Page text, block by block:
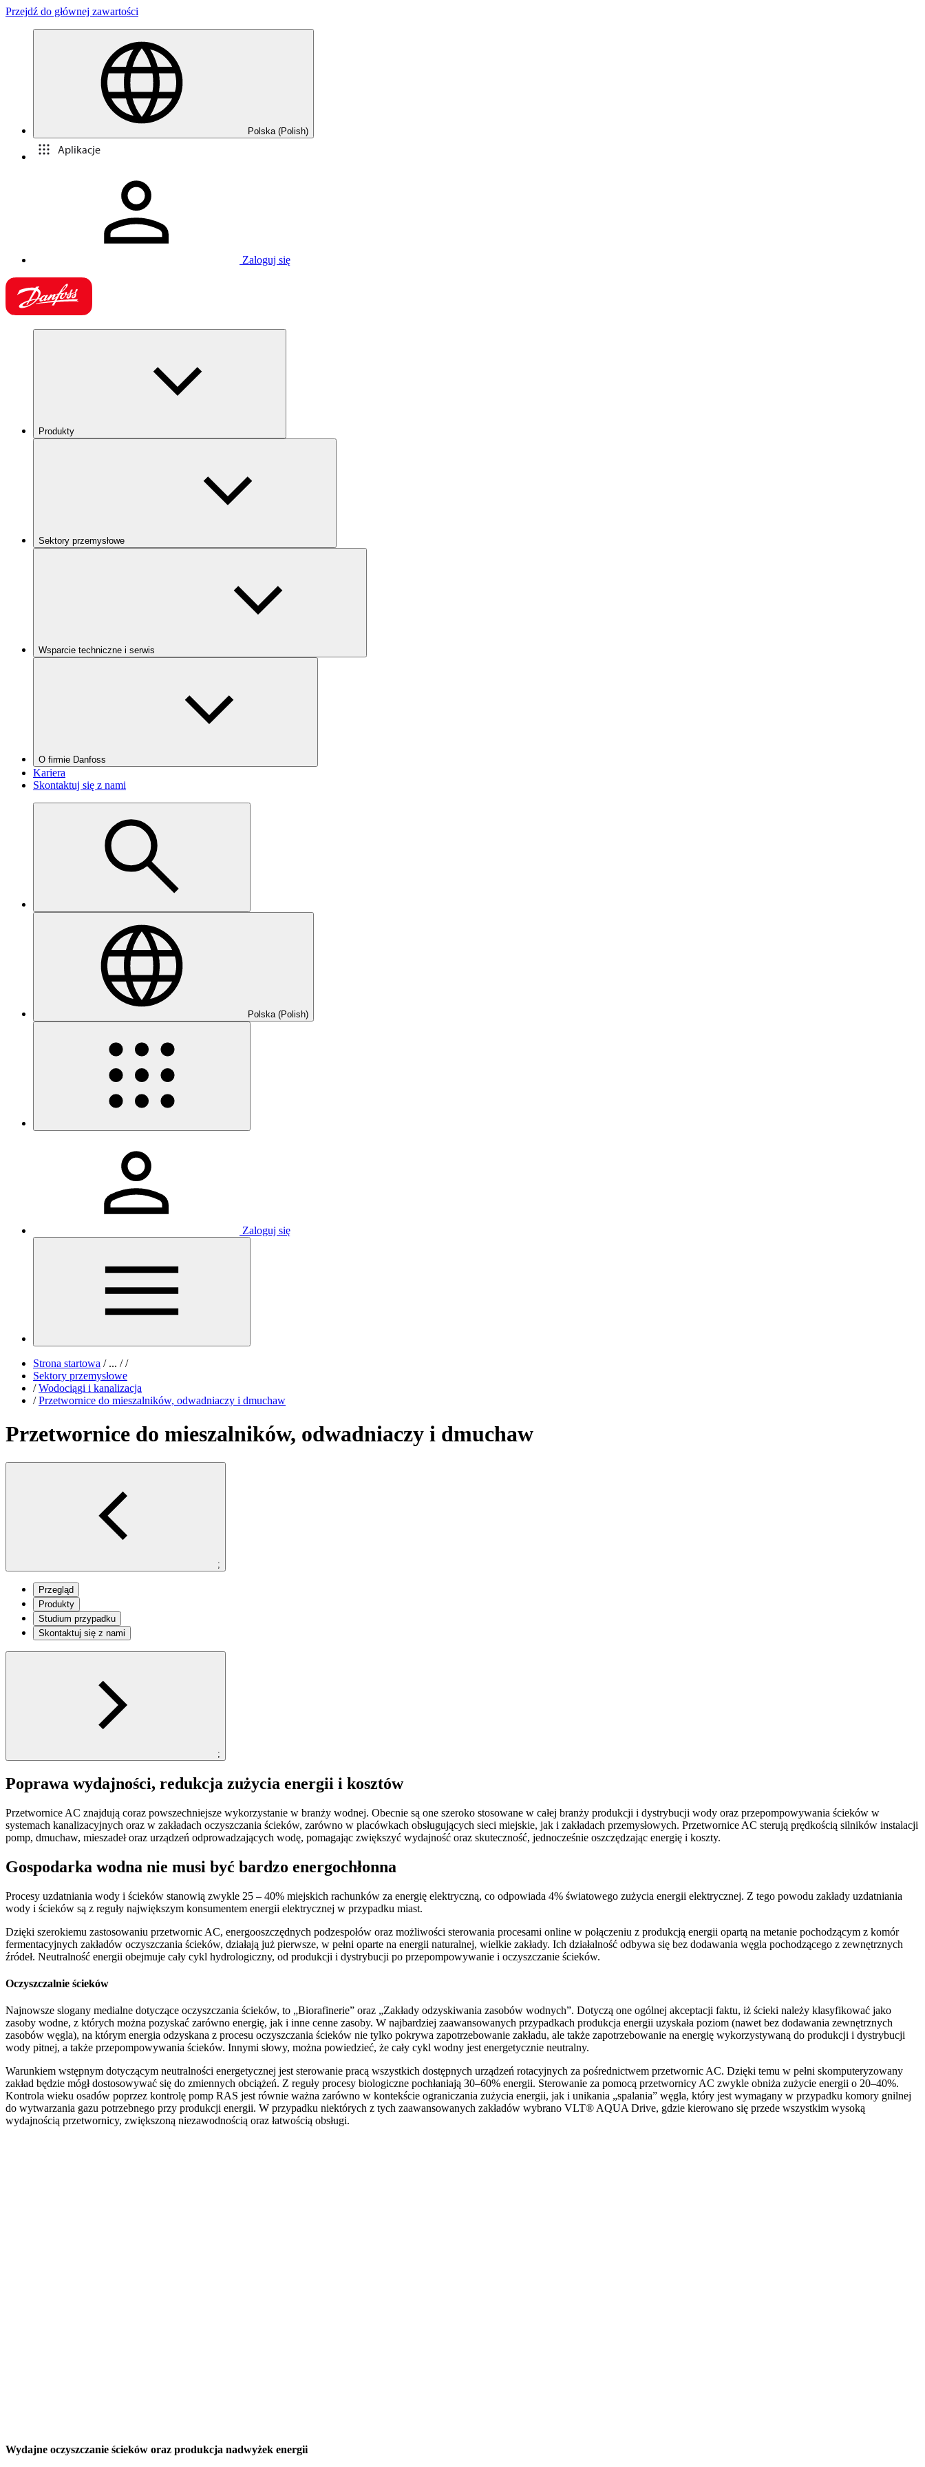
Przejdź do głównej zawartości
Polska (Polish)
Aplikacje
Zaloguj się
Produkty
Sektory przemysłowe
Wsparcie techniczne i serwis
O firmie Danfoss
Kariera
Skontaktuj się z nami
Polska (Polish)
Zaloguj się
Strona startowa /... / /
Sektory przemysłowe
/ Wodociągi i kanalizacja
/ Przetwornice do mieszalników, odwadniaczy i dmuchaw
Przetwornice do mieszalników, odwadniaczy i dmuchaw
;
Przegląd
Produkty
Studium przypadku
Skontaktuj się z nami
;
Poprawa wydajności, redukcja zużycia energii i kosztów
Przetwornice AC znajdują coraz powszechniejsze wykorzystanie w branży wodnej. Obecnie są one szeroko stosowane w całej branży produkcji i dystrybucji wody oraz przepompowywania ścieków w
systemach kanalizacyjnych oraz w zakładach oczyszczania ścieków, zarówno w placówkach obsługujących sieci miejskie, jak i zakładach przemysłowych. Przetwornice AC sterują prędkością silników instalacji
pomp, dmuchaw, mieszadeł oraz urządzeń odprowadzających wodę, pomagając zwiększyć wydajność oraz skuteczność, jednocześnie oszczędzając energię i koszty.
Gospodarka wodna nie musi być bardzo energochłonna
Procesy uzdatniania wody i ścieków stanowią zwykle 25 – 40% miejskich rachunków za energię elektryczną, co odpowiada 4% światowego zużycia energii elektrycznej. Z tego powodu zakłady uzdatniania
wody i ścieków są z reguły największym konsumentem energii elektrycznej w przypadku miast.
Dzięki szerokiemu zastosowaniu przetwornic AC, energooszczędnych podzespołów oraz możliwości sterowania procesami online w połączeniu z produkcją energii opartą na metanie pochodzącym z komór
fermentacyjnych zakładów oczyszczania ścieków, działają już pierwsze, w pełni oparte na energii naturalnej, wielkie zakłady. Ich działalność odbywa się bez dodawania węgla pochodzącego z zewnętrznych
źródeł. Neutralność energii obejmuje cały cykl hydrologiczny, od produkcji i dystrybucji po przepompowywanie i oczyszczanie ścieków.
Oczyszczalnie ścieków
Najnowsze slogany medialne dotyczące oczyszczania ścieków, to „Biorafinerie” oraz „Zakłady odzyskiwania zasobów wodnych”. Dotyczą one ogólnej akceptacji faktu, iż ścieki należy klasyfikować jako
zasoby wodne, z których można pozyskać zarówno energię, jak i inne cenne zasoby. W najbardziej zaawansowanych przypadkach produkcja energii uzyskała poziom (nawet bez dodawania zewnętrznych
zasobów węgla), na którym energia odzyskana z procesu oczyszczania ścieków nie tylko pokrywa zapotrzebowanie zakładu, ale także zapotrzebowanie na energię wykorzystywaną do produkcji i dystrybucji
wody pitnej, a także przepompowywania ścieków. Innymi słowy, można powiedzieć, że cały cykl wodny jest energetycznie neutralny.
Warunkiem wstępnym dotyczącym neutralności energetycznej jest sterowanie pracą wszystkich dostępnych urządzeń rotacyjnych za pośrednictwem przetwornic AC. Dzięki temu w pełni skomputeryzowany
zakład będzie mógł dostosowywać się do zmiennych obciążeń. Z reguły procesy biologiczne pochłaniają 30–60% energii. Sterowanie za pomocą przetwornicy AC zwykle obniża zużycie energii o 20–40%.
Kontrola wieku osadów poprzez kontrolę pomp RAS jest równie ważna zarówno w kontekście ograniczania zużycia energii, jak i unikania „spalania” węgla, który jest wymagany w przypadku komory gnilnej
do wytwarzania gazu potrzebnego przy produkcji energii. W przypadku niektórych z tych zaawansowanych zakładów wybrano VLT® AQUA Drive, gdzie kierowano się przede wszystkim wysoką
wydajnością przetwornicy, zwiększoną niezawodnością oraz łatwością obsługi.
Wydajne oczyszczanie ścieków oraz produkcja nadwyżek energii